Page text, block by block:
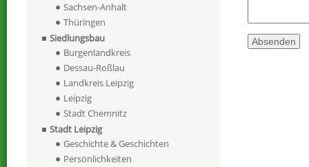
Sachsen-Anhalt
Thüringen
Siedlungsbau
Burgenlandkreis
Dessau-Roßlau
Landkreis Leipzig
Leipzig
Stadt Chemnitz
Stadt Leipzig
Geschichte & Geschichten
Persönlichkeiten